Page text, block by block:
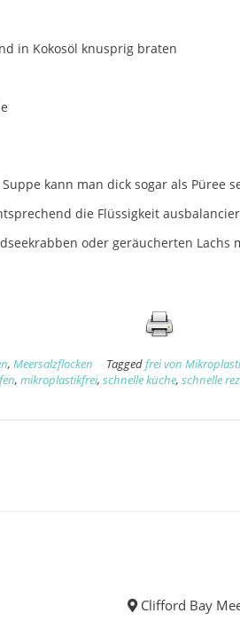
in Kokosöl knusprig braten
kann man dick sogar als Püree
die Flüssigkeit
oder geräucherten Lachs
, Meersalzflocken Taggedfrei von
, mikroplastikfrei, schnelle küche, schnelle
Clifford Bay